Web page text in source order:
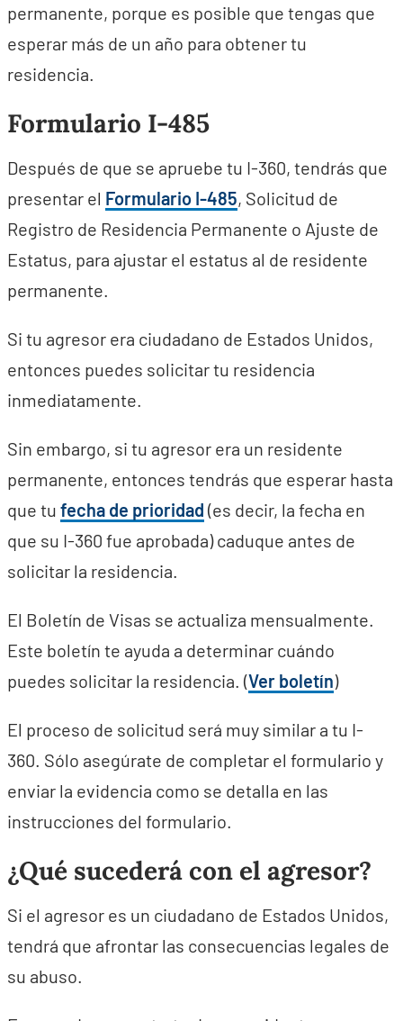
permanente, porque es posible que tengas que
esperar más de un año para obtener tu
residencia.
Formulario I-485
Después de que se apruebe tu I-360, tendrás que
presentar el Formulario I-485, Solicitud de
Registro de Residencia Permanente o Ajuste de
Estatus, para ajustar el estatus al de residente
permanente.
Si tu agresor era ciudadano de Estados Unidos,
entonces puedes solicitar tu residencia
inmediatamente.
Sin embargo, si tu agresor era un residente
permanente, entonces tendrás que esperar hasta
que tu fecha de prioridad (es decir, la fecha en
que su I-360 fue aprobada) caduque antes de
solicitar la residencia.
El Boletín de Visas se actualiza mensualmente.
Este boletín te ayuda a determinar cuándo
puedes solicitar la residencia. (Ver boletín)
El proceso de solicitud será muy similar a tu I-
360. Sólo asegúrate de completar el formulario y
enviar la evidencia como se detalla en las
instrucciones del formulario.
¿Qué sucederá con el agresor?
Si el agresor es un ciudadano de Estados Unidos,
tendrá que afrontar las consecuencias legales de
su abuso.